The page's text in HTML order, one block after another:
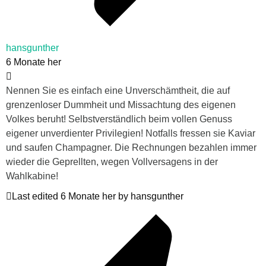
hansgunther
6 Monate her
Nennen Sie es einfach eine Unverschämtheit, die auf
grenzenloser Dummheit und Missachtung des eigenen
Volkes beruht! Selbstverständlich beim vollen Genuss
eigener unverdienter Privilegien! Notfalls fressen sie Kaviar
und saufen Champagner. Die Rechnungen bezahlen immer
wieder die Geprellten, wegen Vollversagens in der
Wahlkabine!
Last edited 6 Monate her by hansgunther